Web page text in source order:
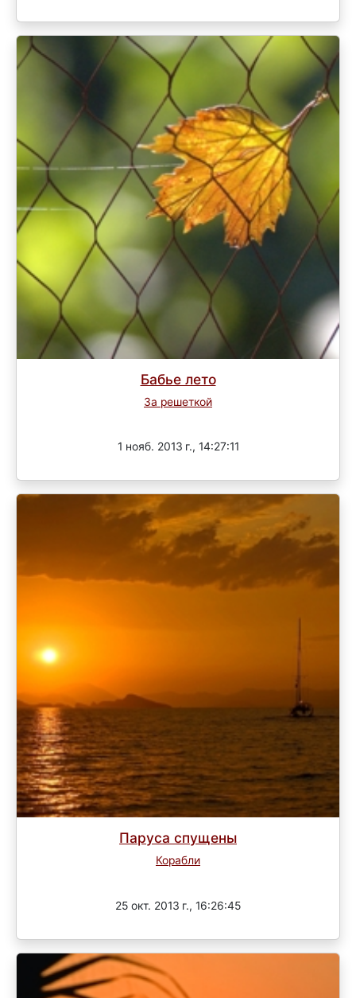
Бабье лето
За решеткой
1 нояб. 2013 г., 14:27:11
Паруса спущены
Корабли
25 окт. 2013 г., 16:26:45